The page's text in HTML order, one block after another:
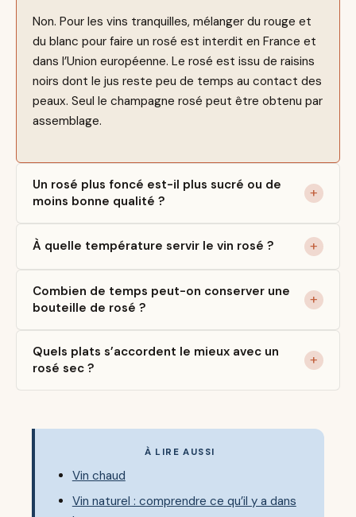
Non. Pour les vins tranquilles, mélanger du rouge et
du blanc pour faire un rosé est interdit en France et
dans l’Union européenne. Le rosé est issu de raisins
noirs dont le jus reste peu de temps au contact des
peaux. Seul le champagne rosé peut être obtenu par
assemblage.
Un rosé plus foncé est-il plus sucré ou de
moins bonne qualité ?
À quelle température servir le vin rosé ?
Combien de temps peut-on conserver une
bouteille de rosé ?
Quels plats s’accordent le mieux avec un
rosé sec ?
À LIRE AUSSI
Vin chaud
Vin naturel : comprendre ce qu’il y a dans